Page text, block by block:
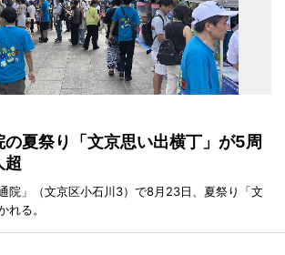
夏祭り「文京思い出横丁」が5周
院」（文京区小石川3）で8月23日、夏祭り「文
れる。